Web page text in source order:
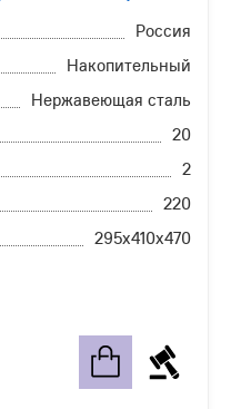
Россия
Накопительный
Нержавеющая сталь
20
2
220
295х410х470